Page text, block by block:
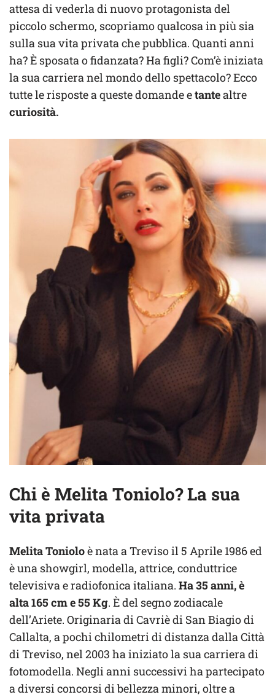
attesa di vederla di nuovo protagonista del
piccolo schermo, scopriamo qualcosa in più sia
sulla sua vita privata che pubblica. Quanti anni
ha? È sposata o fidanzata? Ha figli? Com’è iniziata
la sua carriera nel mondo dello spettacolo? Ecco
tutte le risposte a queste domande etantealtre
curiosità.
Chi è Melita Toniolo? La sua
vita privata
Melita Tonioloè nata a Treviso il 5 Aprile 1986 ed
è una showgirl, modella, attrice, conduttrice
televisiva e radiofonica italiana. Ha 35 anni, è
alta 165 cm e 55 Kg. È del segno zodiacale
dell’Ariete. Originaria di Cavriè di San Biagio di
Callalta, a pochi chilometri di distanza dalla Città
di Treviso, nel 2003 ha iniziato la sua carriera di
fotomodella. Negli anni successivi ha partecipato
a diversi concorsi di bellezza minori, oltre a